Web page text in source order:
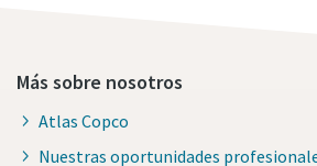
Más sobre nosotros
Atlas Copco
Nuestras oportunidades